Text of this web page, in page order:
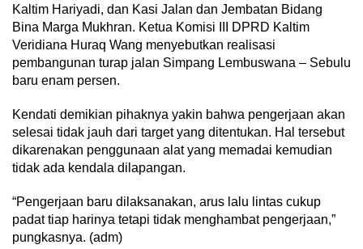
Kaltim Hariyadi, dan Kasi Jalan dan Jembatan Bidang
Bina Marga Mukhran. Ketua Komisi III DPRD Kaltim
Veridiana Huraq Wang menyebutkan realisasi
pembangunan turap jalan Simpang Lembuswana – Sebulu
baru enam persen.
Kendati demikian pihaknya yakin bahwa pengerjaan akan
selesai tidak jauh dari target yang ditentukan. Hal tersebut
dikarenakan penggunaan alat yang memadai kemudian
tidak ada kendala dilapangan.
“Pengerjaan baru dilaksanakan, arus lalu lintas cukup
padat tiap harinya tetapi tidak menghambat pengerjaan,”
pungkasnya. (adm)